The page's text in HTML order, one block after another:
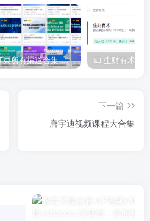
IT类所有渠道合集 持续日更，目前近四千多条资源 年费用户微信私信获取权限
下一篇
唐宇迪视频课程大合集